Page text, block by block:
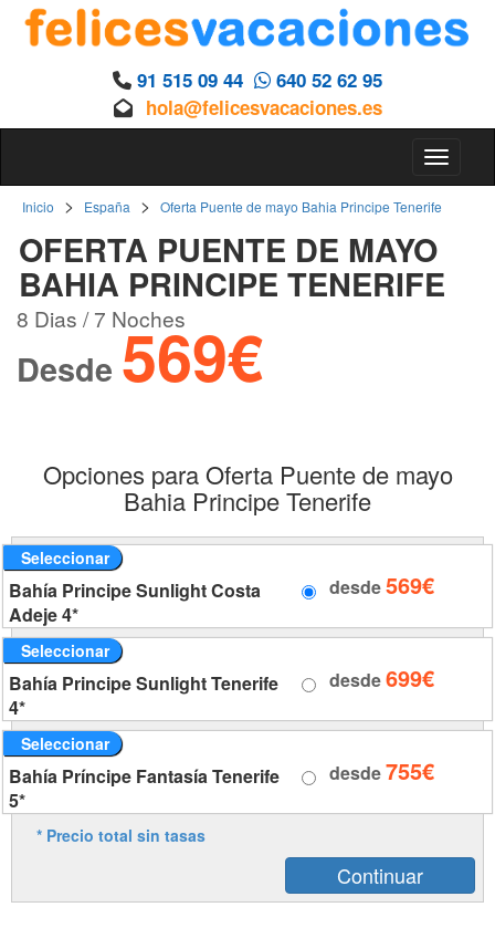
91 515 09 44
640 52 62 95
hola@felicesvacaciones.es
Inicio > España > Oferta Puente de mayo Bahia Principe Tenerife
OFERTA PUENTE DE MAYO
BAHIA PRINCIPE TENERIFE
8 Dias / 7 Noches
Desde 569€
Opciones para Oferta Puente de mayo
Bahia Principe Tenerife
Seleccionar
Bahía Principe Sunlight Costa
Adeje 4*
desde569€
Seleccionar
Bahía Principe Sunlight Tenerife
4*
desde699€
Seleccionar
Bahía Príncipe Fantasía Tenerife
5*
desde755€
* Precio total sin tasas